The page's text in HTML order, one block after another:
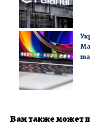
Вам также может